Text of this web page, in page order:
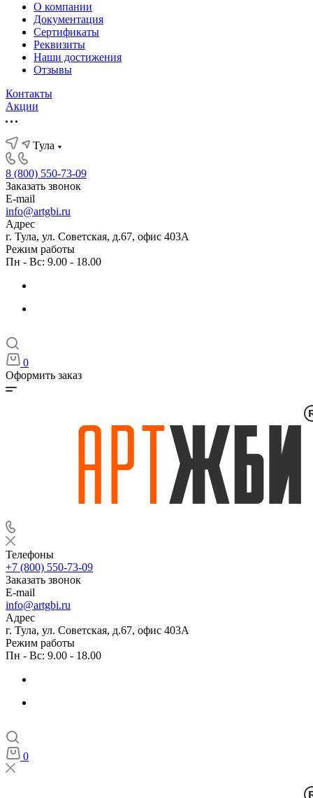
О компании
Документация
Сертификаты
Реквизиты
Наши достижения
Отзывы
Контакты
Акции
Тула
8 (800) 550-73-09
Заказать звонок
E-mail
info@artgbi.ru
Адрес
г. Тула, ул. Советская, д.67, офис 403А
Режим работы
Пн - Вс: 9.00 - 18.00
0
Оформить заказ
Телефоны
+7 (800) 550-73-09
Заказать звонок
E-mail
info@artgbi.ru
Адрес
г. Тула, ул. Советская, д.67, офис 403А
Режим работы
Пн - Вс: 9.00 - 18.00
0